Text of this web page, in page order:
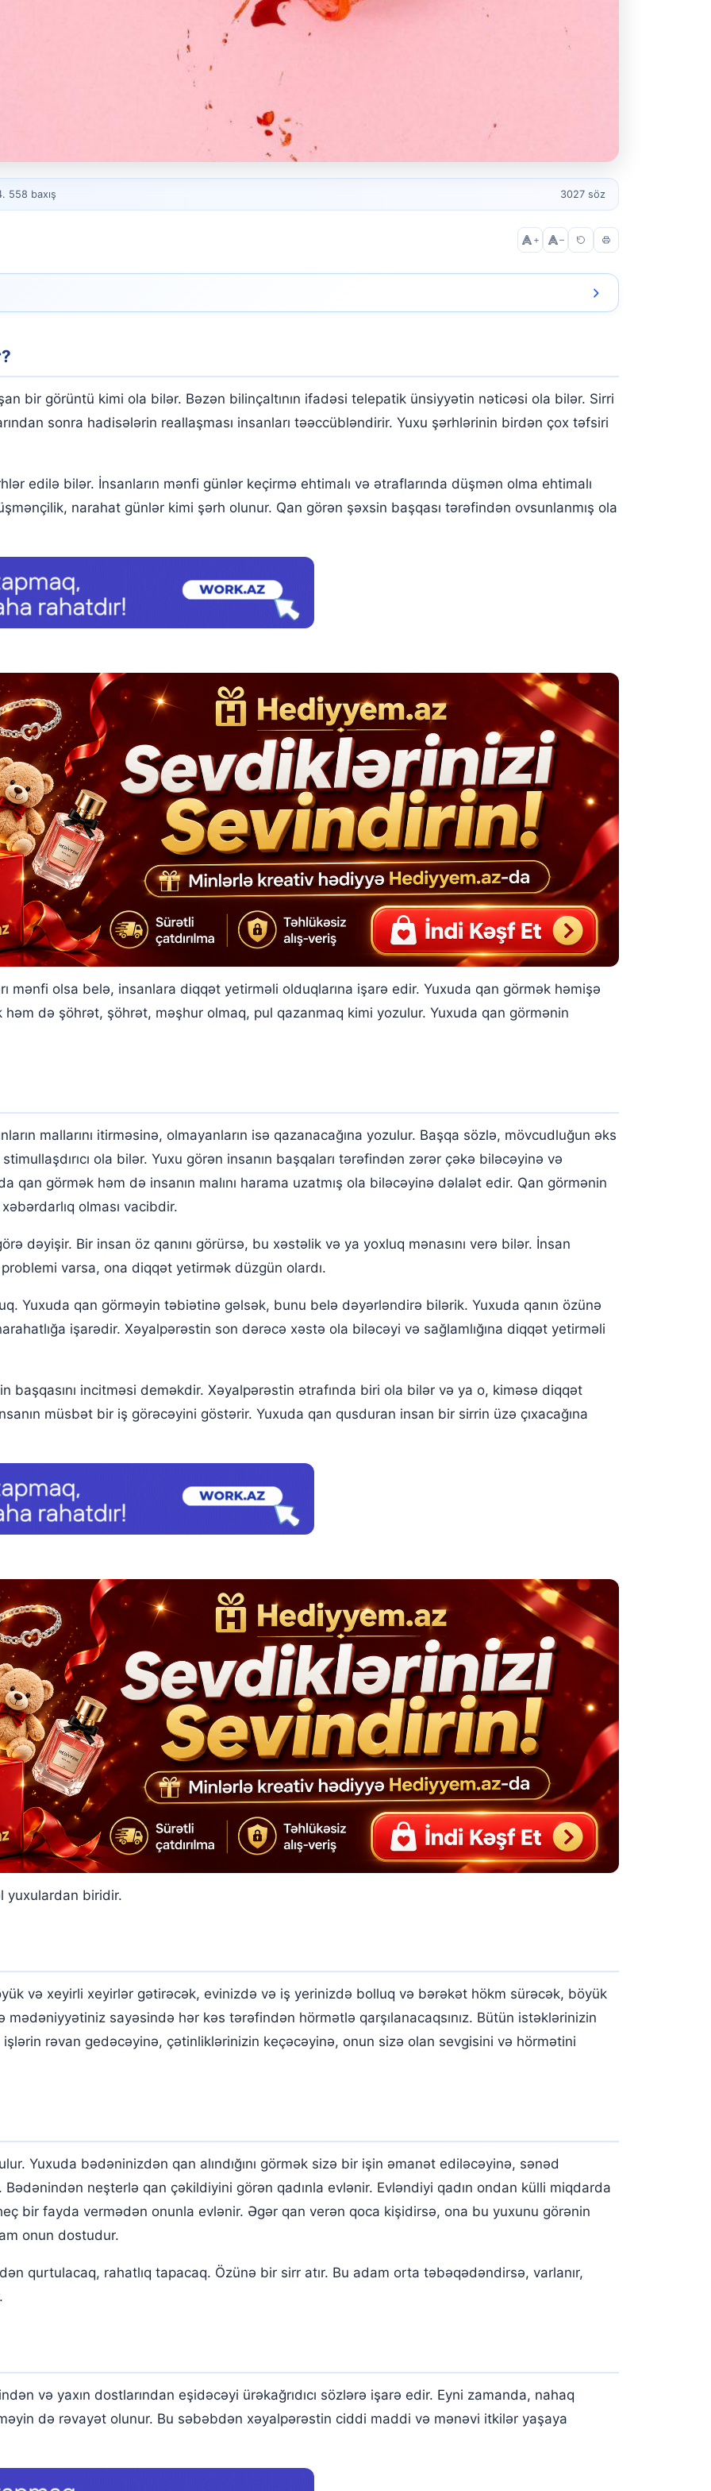
558 baxış 3027 söz
+ –
bir görüntü kimi ola bilər. Bəzən bilinçaltının ifadəsi telepatik ünsiyyətin nəticəsi ola bilər. Sirri
sonra hadisələrin reallaşması insanları təəccübləndirir. Yuxu şərhlərinin birdən çox təfsiri
edilə bilər. İnsanların mənfi günlər keçirmə ehtimalı və ətraflarında düşmən olma ehtimalı
narahat günlər kimi şərh olunur. Qan görən şəxsin başqası tərəfindən ovsunlanmış ola
mənfi olsa belə, insanlara diqqət yetirməli olduqlarına işarə edir. Yuxuda qan görmək həmişə
də şöhrət, şöhrət, məşhur olmaq, pul qazanmaq kimi yozulur. Yuxuda qan görmənin
mallarını itirməsinə, olmayanların isə qazanacağına yozulur. Başqa sözlə, mövcudluğun əks
ola bilər. Yuxu görən insanın başqaları tərəfindən zərər çəkə biləcəyinə və
qan görmək həm də insanın malını harama uzatmış ola biləcəyinə dəlalət edir. Qan görmənin
olması vacibdir.
dəyişir. Bir insan öz qanını görürsə, bu xəstəlik və ya yoxluq mənasını verə bilər. İnsan
problemi varsa, ona diqqət yetirmək düzgün olardı.
Yuxuda qan görməyin təbiətinə gəlsək, bunu belə dəyərləndirə bilərik. Yuxuda qanın özünə
işarədir. Xəyalpərəstin son dərəcə xəstə ola biləcəyi və sağlamlığına diqqət yetirməli
başqasını incitməsi deməkdir. Xəyalpərəstin ətrafında biri ola bilər və ya o, kiməsə diqqət
müsbət bir iş görəcəyini göstərir. Yuxuda qan qusduran insan bir sirrin üzə çıxacağına
yuxulardan biridir.
və xeyirli xeyirlər gətirəcək, evinizdə və iş yerinizdə bolluq və bərəkət hökm sürəcək, böyük
sayəsində hər kəs tərəfindən hörmətlə qarşılanacaqsınız. Bütün istəklərinizin
işlərin rəvan gedəcəyinə, çətinliklərinizin keçəcəyinə, onun sizə olan sevgisini və hörmətini
Yuxuda bədəninizdən qan alındığını görmək sizə bir işin əmanət ediləcəyinə, sənəd
neşterlə qan çəkildiyini görən qadınla evlənir. Evləndiyi qadın ondan külli miqdarda
bir fayda vermədən onunla evlənir. Əgər qan verən qoca kişidirsə, ona bu yuxunu görənin
onun dostudur.
qurtulacaq, rahatlıq tapacaq. Özünə bir sirr atır. Bu adam orta təbəqədəndirsə, varlanır,
və yaxın dostlarından eşidəcəyi ürəkağrıdıcı sözlərə işarə edir. Eyni zamanda, nahaq
də rəvayət olunur. Bu səbəbdən xəyalpərəstin ciddi maddi və mənəvi itkilər yaşaya